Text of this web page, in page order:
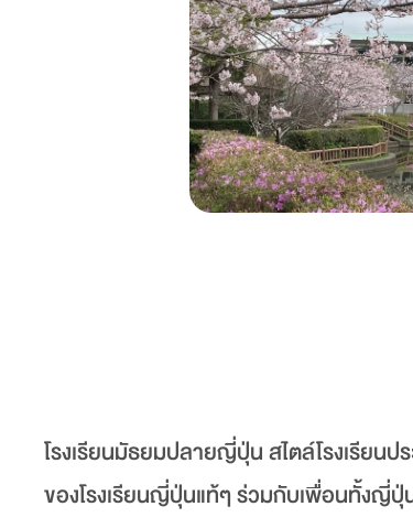
โรงเรียนมัธยมปลายญี่ปุ่น สไตล์โรงเรียน
ของโรงเรียนญี่ปุ่นแท้ๆ ร่วมกับเพื่อนทั้งญี่ปุ่